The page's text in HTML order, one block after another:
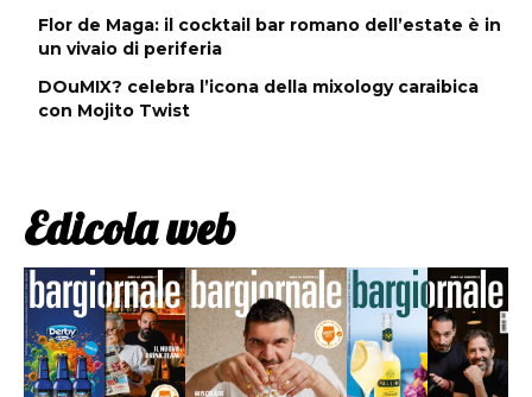
Flor de Maga: il cocktail bar romano dell’estate è in
un vivaio di periferia
DOuMIX? celebra l’icona della mixology caraibica
con Mojito Twist
Edicola web